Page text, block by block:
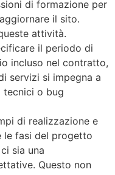
di formazione per
il sito.
attività.
il periodo di
incluso nel contratto,
servizi si impegna a
tecnici o bug
di realizzazione e
le fasi del progetto
sia una
Questo non